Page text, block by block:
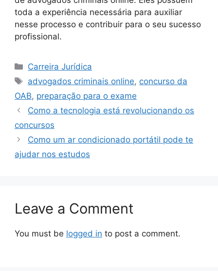
toda a experiência necessária para auxiliar
nesse processo e contribuir para o seu sucesso
profissional.
Carreira Jurídica
advogados criminais online, concurso da
OAB, preparação para o exame
Como a tecnologia está revolucionando os
concursos
Como um ar condicionado portátil pode te
ajudar nos estudos
Leave a Comment
You must be logged in to post a comment.